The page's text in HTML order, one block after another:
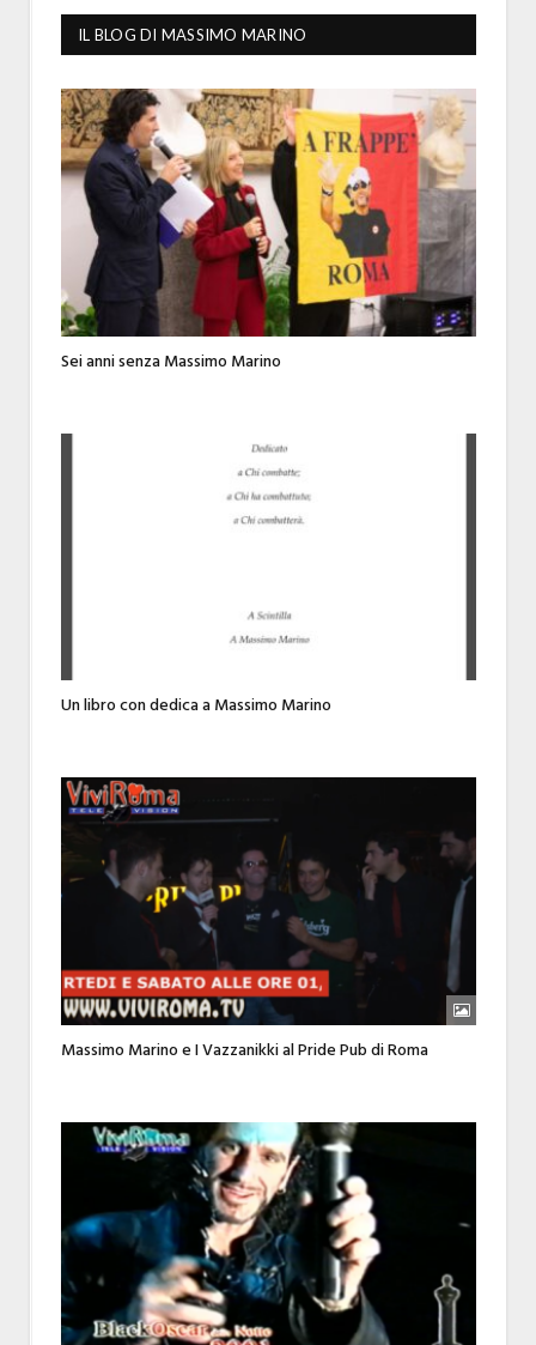
IL BLOG DI MASSIMO MARINO
Sei anni senza Massimo Marino
Un libro con dedica a Massimo Marino
Massimo Marino e I Vazzanikki al Pride Pub di Roma